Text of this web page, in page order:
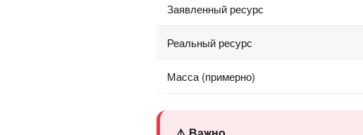
Заявленный ресурс
Реальный ресурс
Масса (примерно)